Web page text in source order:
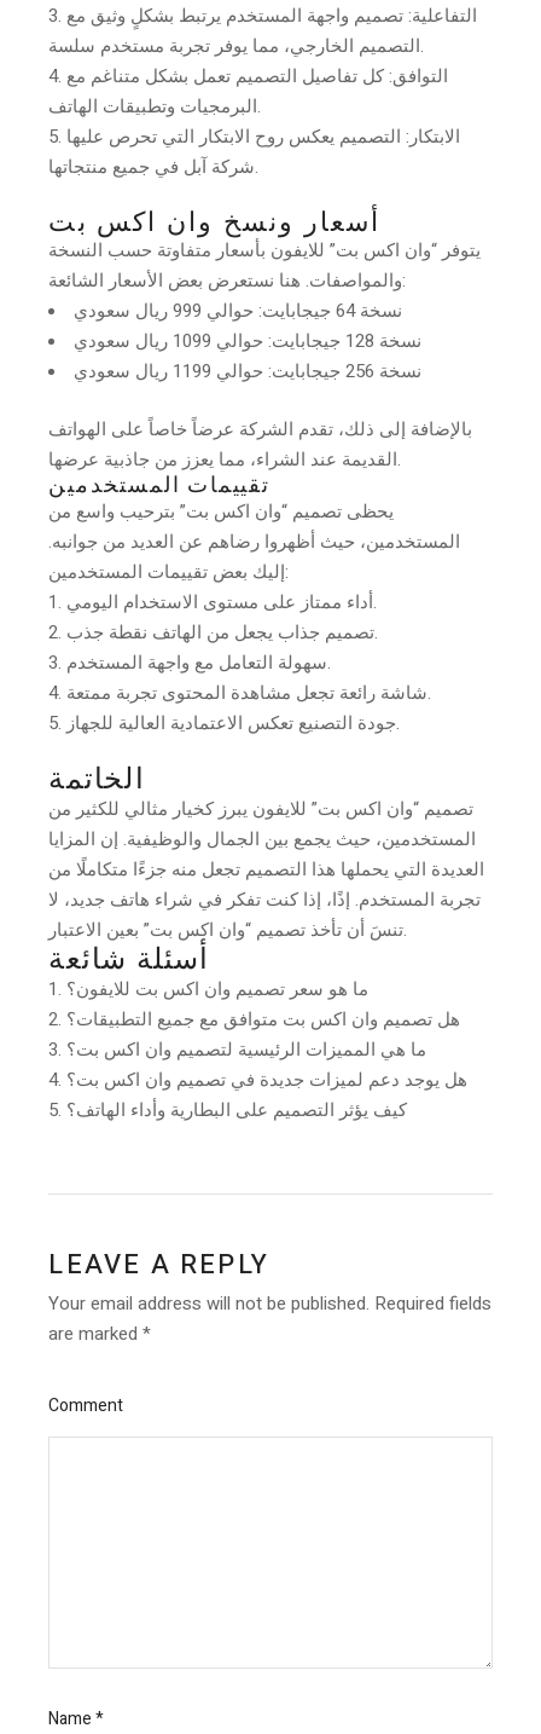
التفاعلية: تصميم واجهة المستخدم يرتبط بشكلٍ وثيق مع
التصميم الخارجي، مما يوفر تجربة مستخدم سلسة.
التوافق: كل تفاصيل التصميم تعمل بشكل متناغم مع
البرمجيات وتطبيقات الهاتف.
الابتكار: التصميم يعكس روح الابتكار التي تحرص عليها
شركة آبل في جميع منتجاتها.
أسعار ونسخ وان اكس بت
يتوفر “وان اكس بت” للايفون بأسعار متفاوتة حسب النسخة
والمواصفات. هنا نستعرض بعض الأسعار الشائعة:
نسخة 64 جيجابايت: حوالي 999 ريال سعودي
نسخة 128 جيجابايت: حوالي 1099 ريال سعودي
نسخة 256 جيجابايت: حوالي 1199 ريال سعودي
بالإضافة إلى ذلك، تقدم الشركة عرضاً خاصاً على الهواتف
القديمة عند الشراء، مما يعزز من جاذبية عرضها.
تقييمات المستخدمين
يحظى تصميم “وان اكس بت” بترحيب واسع من
المستخدمين، حيث أظهروا رضاهم عن العديد من جوانبه.
إليك بعض تقييمات المستخدمين:
أداء ممتاز على مستوى الاستخدام اليومي.
تصميم جذاب يجعل من الهاتف نقطة جذب.
سهولة التعامل مع واجهة المستخدم.
شاشة رائعة تجعل مشاهدة المحتوى تجربة ممتعة.
جودة التصنيع تعكس الاعتمادية العالية للجهاز.
الخاتمة
تصميم “وان اكس بت” للايفون يبرز كخيار مثالي للكثير من
المستخدمين، حيث يجمع بين الجمال والوظيفية. إن المزايا
العديدة التي يحملها هذا التصميم تجعل منه جزءًا متكاملًا من
تجربة المستخدم. إذًا، إذا كنت تفكر في شراء هاتف جديد، لا
تنسَ أن تأخذ تصميم “وان اكس بت” بعين الاعتبار.
أسئلة شائعة
ما هو سعر تصميم وان اكس بت للايفون؟
هل تصميم وان اكس بت متوافق مع جميع التطبيقات؟
ما هي المميزات الرئيسية لتصميم وان اكس بت؟
هل يوجد دعم لميزات جديدة في تصميم وان اكس بت؟
كيف يؤثر التصميم على البطارية وأداء الهاتف؟
LEAVE A REPLY
Your email address will not be published. Required fields
are marked*
Comment
Name*